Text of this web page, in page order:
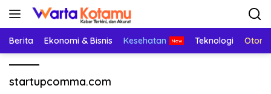
Langsung
Berita Ekonomi & Bisnis Kesehatan Teknologi
startupcomma.com